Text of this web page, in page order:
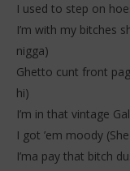
I used to step on
I’m with my bitches
nigga)
Ghetto cunt front
hi)
I’m in that vintage
I got ’em moody
I’ma pay that bitch